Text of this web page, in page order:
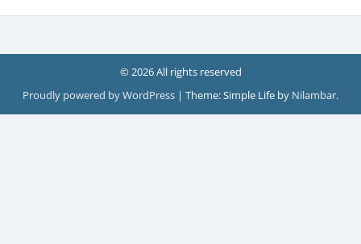
© 2026 All rights reserved
Proudly powered by WordPress | Theme: Simple Life by Nilambar.